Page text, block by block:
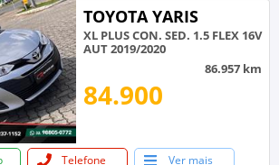
TOYOTA YARIS
XL PLUS CON. SED. 1.5 FLEX 16V
AUT 2019/2020
86.957 km
84.900
Telefone Ver mais